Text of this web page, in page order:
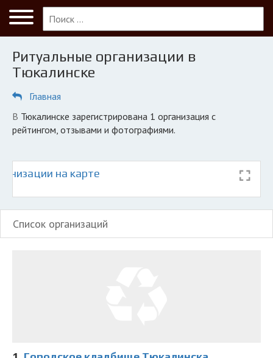
Меню
Главная
Тюкалинск
КОМПАНИЯМ
© 2026 Все права защищены
Ритуальные организации в
Тюкалинске
Главная
в Тюкалинске зарегистрирована 1 организация с
рейтингом, отзывами и фотографиями.
на карте
Список организаций